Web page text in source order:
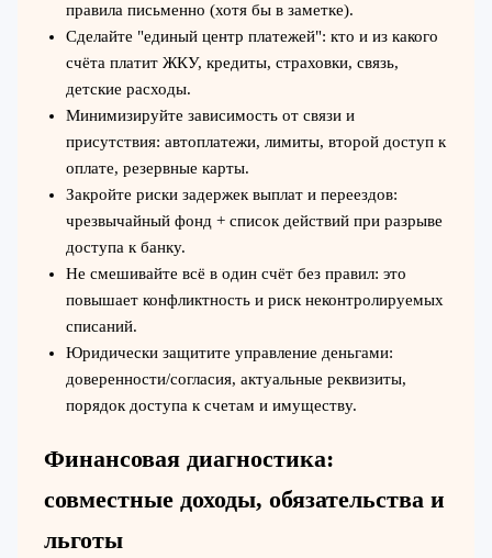
правила письменно (хотя бы в заметке).
Сделайте "единый центр платежей": кто и из какого
счёта платит ЖКУ, кредиты, страховки, связь,
детские расходы.
Минимизируйте зависимость от связи и
присутствия: автоплатежи, лимиты, второй доступ к
оплате, резервные карты.
Закройте риски задержек выплат и переездов:
чрезвычайный фонд + список действий при разрыве
доступа к банку.
Не смешивайте всё в один счёт без правил: это
повышает конфликтность и риск неконтролируемых
списаний.
Юридически защитите управление деньгами:
доверенности/согласия, актуальные реквизиты,
порядок доступа к счетам и имуществу.
Финансовая диагностика:
совместные доходы, обязательства и
льготы